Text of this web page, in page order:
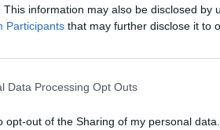
This information may also be disclosed by
Participants that may further disclose it to
Data Processing Opt Outs
opt-out of the Sharing of my personal data.
AC Milan